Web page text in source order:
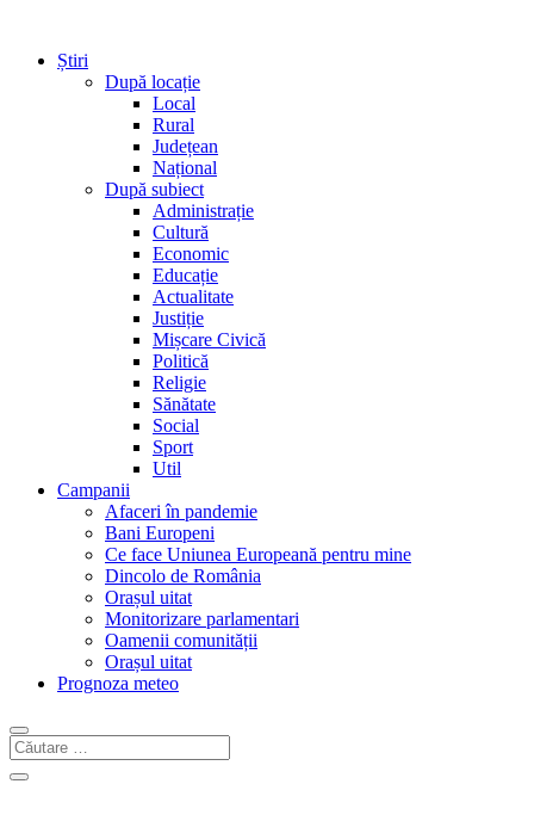
Știri
După locație
Local
Rural
Județean
Național
După subiect
Administrație
Cultură
Economic
Educație
Actualitate
Justiție
Mișcare Civică
Politică
Religie
Sănătate
Social
Sport
Util
Campanii
Afaceri în pandemie
Bani Europeni
Ce face Uniunea Europeană pentru mine
Dincolo de România
Orașul uitat
Monitorizare parlamentari
Oamenii comunității
Orașul uitat
Prognoza meteo